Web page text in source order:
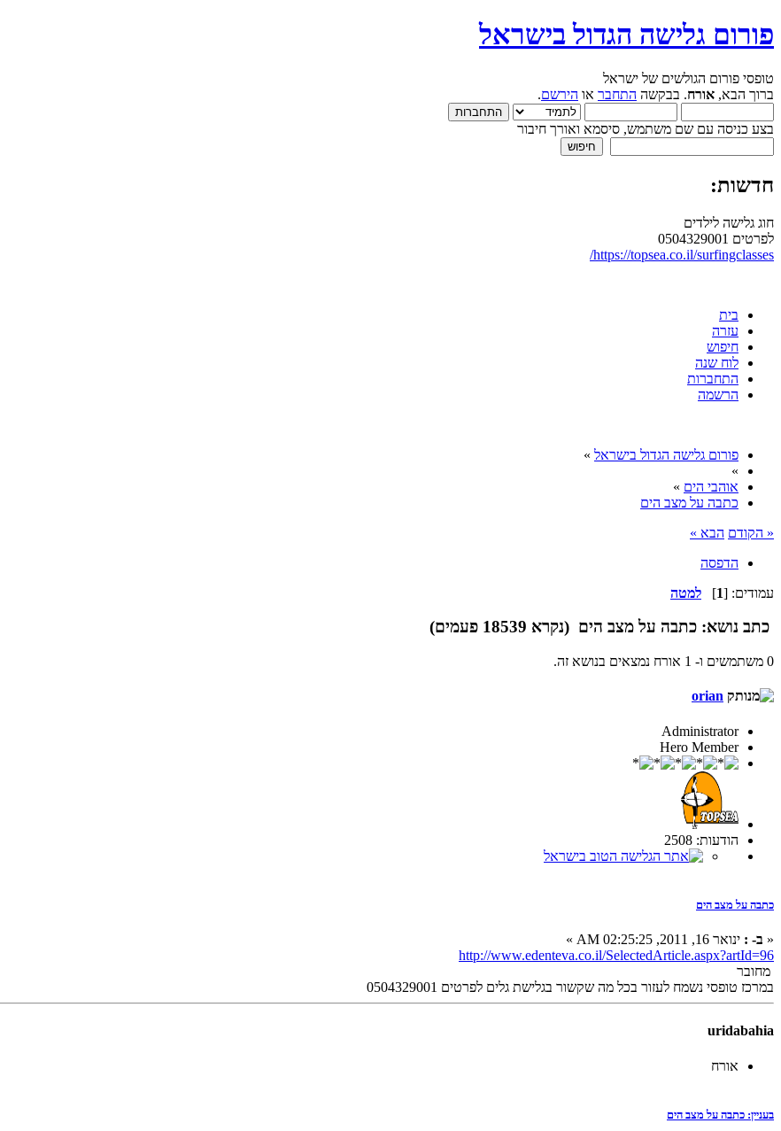
פורום גלישה הגדול בישראל
טופסי פורום הגולשים של ישראל
ברוך הבא, אורח. בבקשה התחבר או הירשם.
בצע כניסה עם שם משתמש, סיסמא ואורך חיבור
חדשות:
חוג גלישה לילדים
לפרטים 0504329001
https://topsea.co.il/surfingclasses/
בית
עזרה
חיפוש
לוח שנה
התחברות
הרשמה
פורום גלישה הגדול בישראל »
»
אוהבי הים »
כתבה על מצב הים
« הקודם הבא »
הדפסה
עמודים: [1
] למטה
כתב נושא: כתבה על מצב הים (נקרא 18539 פעמים)
0 משתמשים ו- 1 אורח נמצאים בנושא זה.
orian
Administrator
Hero Member
הודעות: 2508
כתבה על מצב הים
« ב- : ינואר 16, 2011, 02:25:25 AM »
http://www.edenteva.co.il/SelectedArticle.aspx?artId=96
מחובר
במרכז טופסי נשמח לעזור בכל מה שקשור בגלישת גלים לפרטים 0504329001
uridabahia
אורח
בעניין: כתבה על מצב הים